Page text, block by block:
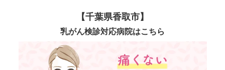
【千葉県香取市】
乳がん検診対応病院はこちら